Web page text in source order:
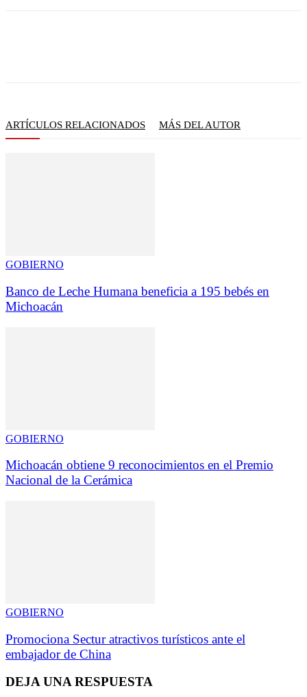
ARTÍCULOS RELACIONADOS MÁS DEL AUTOR
GOBIERNO
Banco de Leche Humana beneficia a 195 bebés en
Michoacán
GOBIERNO
Michoacán obtiene 9 reconocimientos en el Premio
Nacional de la Cerámica
GOBIERNO
Promociona Sectur atractivos turísticos ante el
embajador de China
DEJA UNA RESPUESTA